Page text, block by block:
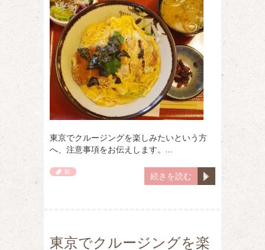
東京でクルージングを楽しみたいという方
へ、注意事項をお伝えします。…
続きを読む
船
東京でクルージングを楽